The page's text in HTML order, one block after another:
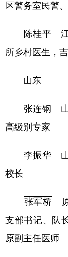
区警务室民警
陈桂平 江西
所乡村医生，
山东
张连钢 山东
高级别专家
李振华 山东
校长
张军桥
支部书记、队
原副主任医师